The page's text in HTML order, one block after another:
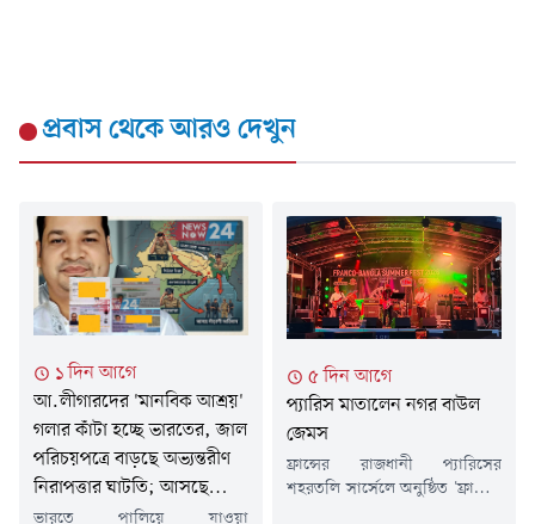
প্রবাসথেকে আরও দেখুন
১ দিন আগে
আ.লীগারদের 'মানবিক আশ্রয়'
গলার কাঁটা হচ্ছে ভারতের, জাল
পরিচয়পত্রে বাড়ছে অভ্যন্তরীণ
নিরাপত্তার ঘাটতি; আসছে
সাঁড়াশী অভিযান
ভারতে পালিয়ে যাওয়া
৫ দিন আগে
প্যারিস মাতালেন নগর বাউল
জেমস
ফ্রান্সের রাজধানী প্যারিসের
শহরতলি সার্সেলে অনুষ্ঠিত 'ফ্রাঙ্কো-